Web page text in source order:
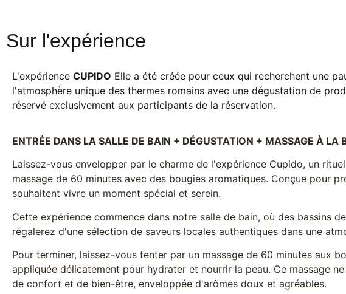
Sur l'expérience
L'expérience CUPIDO Elle a été créée pour ceux qui recherchent une
l'atmosphère unique des thermes romains avec une dégustation de
réservé exclusivement aux participants de la réservation.
ENTRÉE DANS LA SALLE DE BAIN + DÉGUSTATION + MASSAGE À LA
Laissez-vous envelopper par le charme de l'expérience Cupido, un
massage de 60 minutes avec des bougies aromatiques. Conçue pour
souhaitent vivre un moment spécial et serein.
Cette expérience commence dans notre salle de bain, où des bassins
régalerez d'une sélection de saveurs locales authentiques dans une
Pour terminer, laissez-vous tenter par un massage de 60 minutes aux
appliquée délicatement pour hydrater et nourrir la peau. Ce massage
de confort et de bien-être, enveloppée d'arômes doux et agréables.